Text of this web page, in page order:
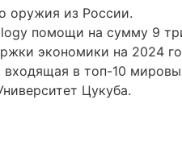
оружия из России.
помощи на сумму 9
экономики на 2024
в топ-10
Цукуба.